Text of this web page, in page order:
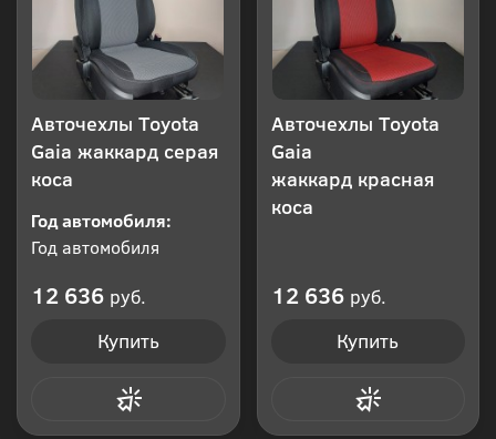
Авточехлы Toyota
Gaia жаккард серая
коса
Год автомобиля:
Год автомобиля
12 636 руб.
Купить
Авточехлы Toyota
Gaia
жаккард красная
коса
12 636 руб.
Купить